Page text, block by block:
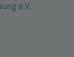
e.V.